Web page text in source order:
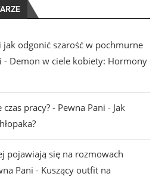
jak odgonić szarość w pochmurne
- Demon w ciele kobiety: Hormony
pracy? - Pewna Pani - Jak
pojawiają się na rozmowach
Pani - Kuszący outfit na